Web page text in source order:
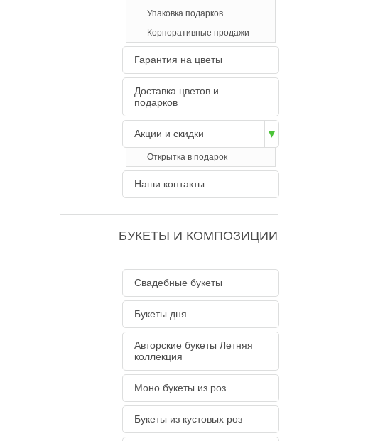
Упаковка подарков
Корпоративные продажи
Гарантия на цветы
Доставка цветов и
подарков
Акции и скидки
Открытка в подарок
Наши контакты
БУКЕТЫ И КОМПОЗИЦИИ
Свадебные букеты
Букеты дня
Авторские букеты Летняя
коллекция
Моно букеты из роз
Букеты из кустовых роз